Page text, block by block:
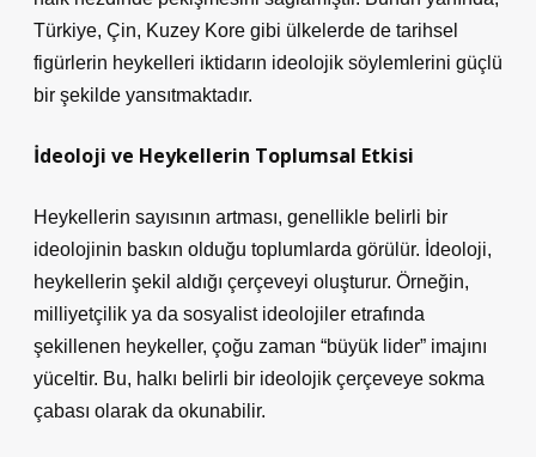
Türkiye, Çin, Kuzey Kore gibi ülkelerde de tarihsel
figürlerin heykelleri iktidarın ideolojik söylemlerini güçlü
bir şekilde yansıtmaktadır.
İdeoloji ve Heykellerin Toplumsal Etkisi
Heykellerin sayısının artması, genellikle belirli bir
ideolojinin baskın olduğu toplumlarda görülür. İdeoloji,
heykellerin şekil aldığı çerçeveyi oluşturur. Örneğin,
milliyetçilik ya da sosyalist ideolojiler etrafında
şekillenen heykeller, çoğu zaman “büyük lider” imajını
yüceltir. Bu, halkı belirli bir ideolojik çerçeveye sokma
çabası olarak da okunabilir.